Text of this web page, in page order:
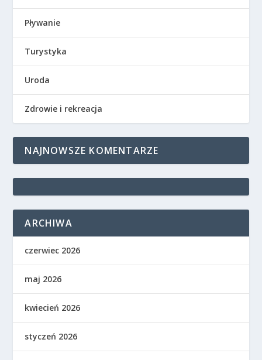
Pływanie
Turystyka
Uroda
Zdrowie i rekreacja
NAJNOWSZE KOMENTARZE
ARCHIWA
czerwiec 2026
maj 2026
kwiecień 2026
styczeń 2026